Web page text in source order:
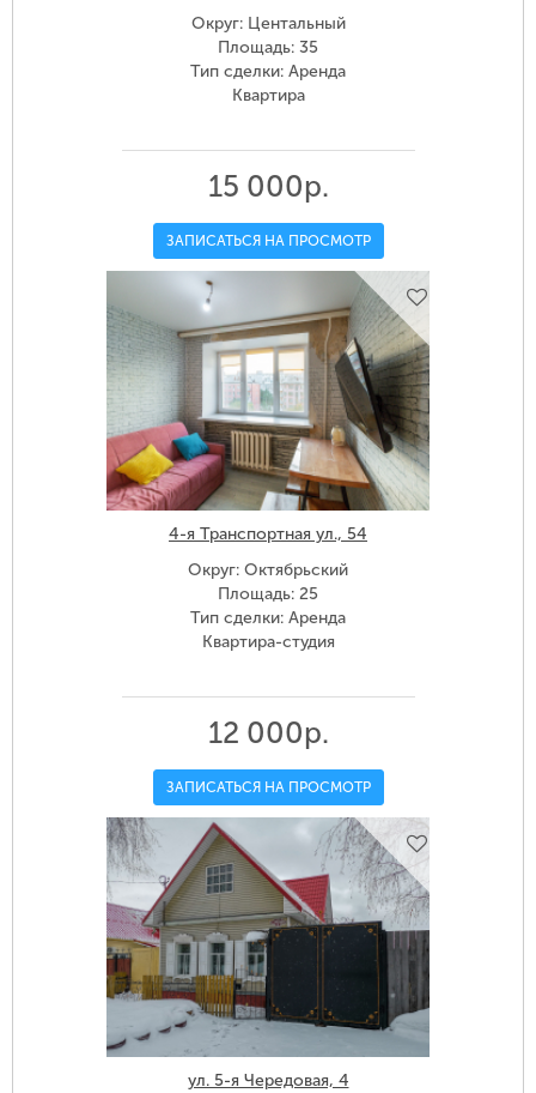
Округ: Центальный
Площадь: 35
Тип сделки: Аренда
Квартира
15 000р.
ЗАПИСАТЬСЯ НА ПРОСМОТР
4-я Транспортная ул., 54
Округ: Октябрьский
Площадь: 25
Тип сделки: Аренда
Квартира-студия
12 000р.
ЗАПИСАТЬСЯ НА ПРОСМОТР
ул. 5-я Чередовая, 4